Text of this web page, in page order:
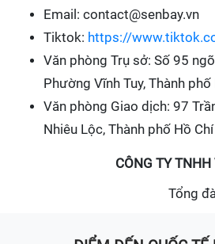
Email: contact@senbay.vn
Tiktok: https://
Văn phòng Trụ sở: Số 95
Phường Vĩnh Tuy, Thành
Văn phòng Giao dịch: 97
Nhiêu Lộc, Thành phố Hồ
CÔNG TY TNHH
Tổng